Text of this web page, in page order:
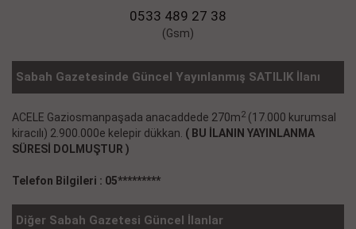
0533 489 27 38
(Gsm)
Sabah Gazetesinde Güncel Yayınlanmış SATILIK İlanı
ACELE Gaziosmanpaşada anacaddede 270m2 (17.000 kurumsal
kiracılı) 2.900.000e kelepir dükkan. ( BU İLANIN YAYINLANMA
SÜRESİ DOLMUŞTUR )
Telefon Bilgileri : 05*********
Diğer Sabah Gazetesi Güncel İlanlar